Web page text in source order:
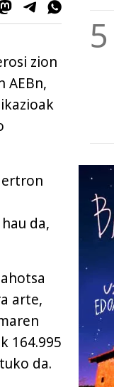
zion
AEBn,
da,
arte,
164.995
da.